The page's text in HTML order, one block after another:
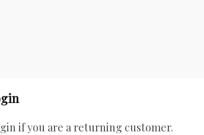
if you are a returning customer.